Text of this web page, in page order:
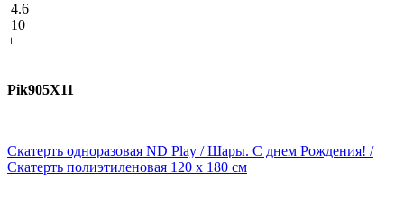
4.6
10
+
Pik905X11
Скатерть одноразовая ND Play / Шары. С днем Рождения! /
Скатерть полиэтиленовая 120 х 180 см